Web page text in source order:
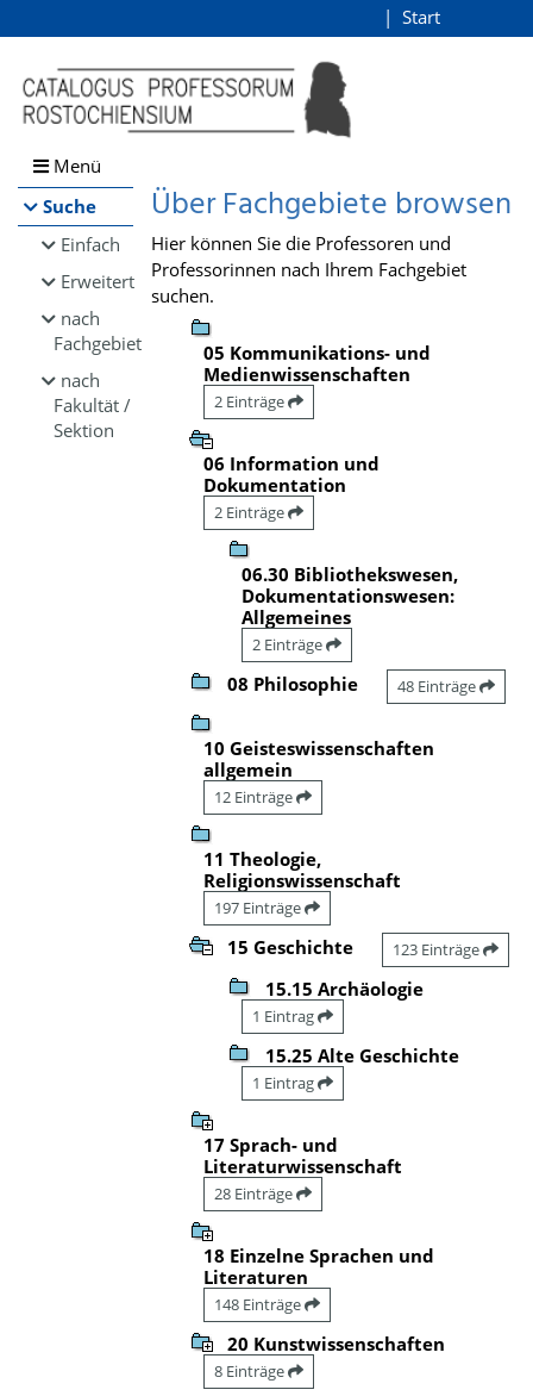
Browsen
direkt zum Inhalt
Start
Menü
Suche
Einfach
Erweitert
nach
Fachgebiet
nach
Fakultät /
Sektion
Über Fachgebiete browsen
Hier können Sie die Professoren und
Professorinnen nach Ihrem Fachgebiet
suchen.
05 Kommunikations- und
Medienwissenschaften
2 Einträge
06 Information und
Dokumentation
2 Einträge
06.30 Bibliothekswesen,
Dokumentationswesen:
Allgemeines
2 Einträge
08 Philosophie 48 Einträge
10 Geisteswissenschaften
allgemein
12 Einträge
11 Theologie,
Religionswissenschaft
197 Einträge
15 Geschichte 123 Einträge
15.15 Archäologie
1 Eintrag
15.25 Alte Geschichte
1 Eintrag
17 Sprach- und
Literaturwissenschaft
28 Einträge
18 Einzelne Sprachen und
Literaturen
148 Einträge
20 Kunstwissenschaften
8 Einträge